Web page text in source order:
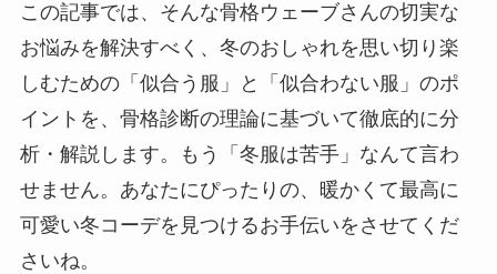
この記事では、そんな骨格ウェーブさんの切実な
お悩みを解決すべく、冬のおしゃれを思い切り楽
しむための「似合う服」と「似合わない服」のポ
イントを、骨格診断の理論に基づいて徹底的に分
析・解説します。もう「冬服は苦手」なんて言わ
せません。あなたにぴったりの、暖かくて最高に
可愛い冬コーデを見つけるお手伝いをさせてくだ
さいね。